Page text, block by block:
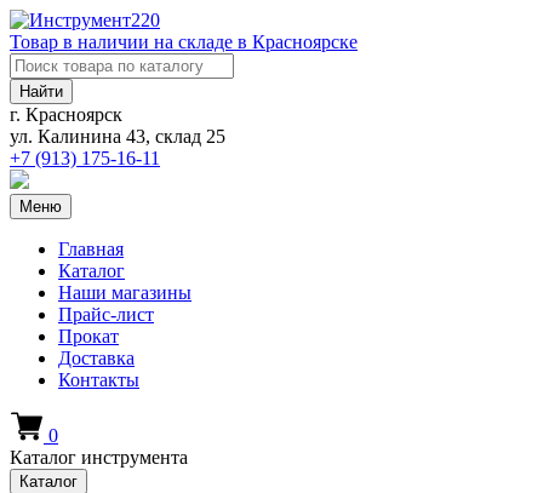
Товар в наличии на складе в Красноярске
Найти
г. Красноярск
ул. Калинина 43, склад 25
+7 (913) 175-16-11
Меню
Главная
Каталог
Наши магазины
Прайс-лист
Прокат
Доставка
Контакты
0
Каталог инструмента
Каталог